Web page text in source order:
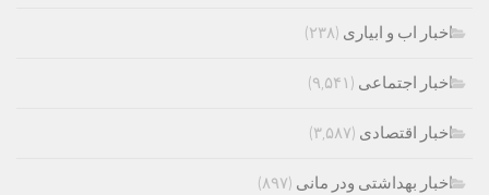
اخبار اب و ابیاری (۲۳۸)
اخبار اجتماعی (۹,۵۴۱)
اخبار اقتصادی (۳,۵۸۷)
اخبار بهداشتی ودر مانی (۸۹۷)